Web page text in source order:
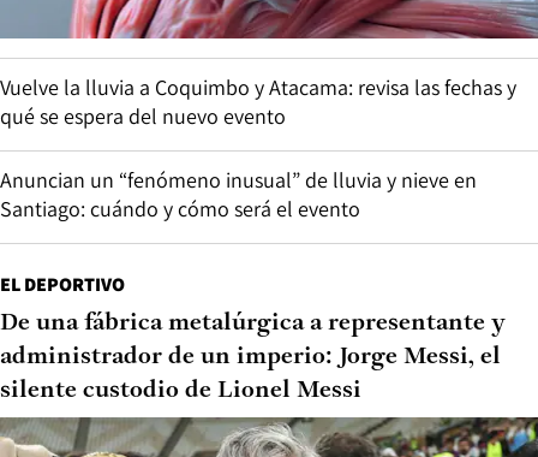
Vuelve la lluvia a Coquimbo y Atacama: revisa las fechas y
qué se espera del nuevo evento
Anuncian un “fenómeno inusual” de lluvia y nieve en
Santiago: cuándo y cómo será el evento
EL DEPORTIVO
De una fábrica metalúrgica a representante y
administrador de un imperio: Jorge Messi, el
silente custodio de Lionel Messi